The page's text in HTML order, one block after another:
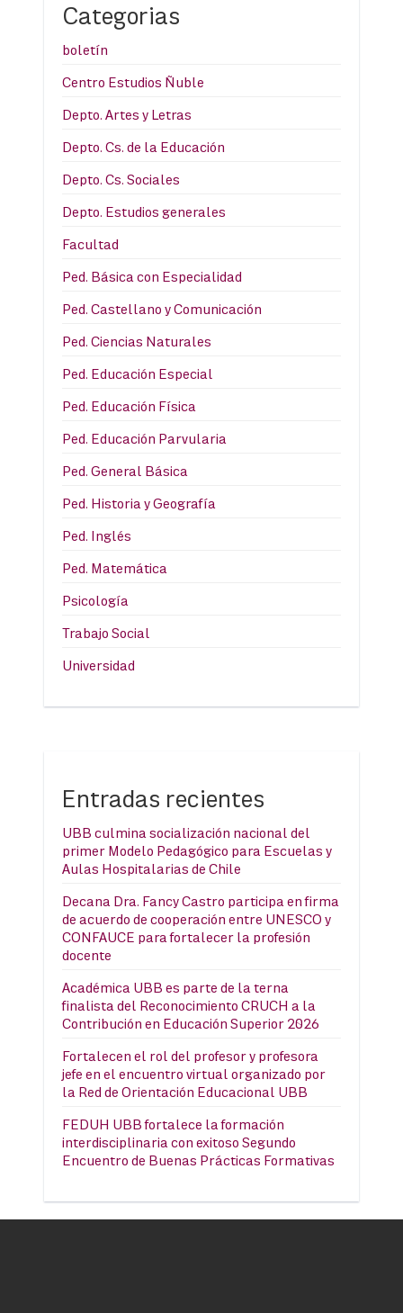
Categorias
boletín
Centro Estudios Ñuble
Depto. Artes y Letras
Depto. Cs. de la Educación
Depto. Cs. Sociales
Depto. Estudios generales
Facultad
Ped. Básica con Especialidad
Ped. Castellano y Comunicación
Ped. Ciencias Naturales
Ped. Educación Especial
Ped. Educación Física
Ped. Educación Parvularia
Ped. General Básica
Ped. Historia y Geografía
Ped. Inglés
Ped. Matemática
Psicología
Trabajo Social
Universidad
Entradas recientes
UBB culmina socialización nacional del
primer Modelo Pedagógico para Escuelas y
Aulas Hospitalarias de Chile
Decana Dra. Fancy Castro participa en firma
de acuerdo de cooperación entre UNESCO y
CONFAUCE para fortalecer la profesión
docente
Académica UBB es parte de la terna
finalista del Reconocimiento CRUCH a la
Contribución en Educación Superior 2026
Fortalecen el rol del profesor y profesora
jefe en el encuentro virtual organizado por
la Red de Orientación Educacional UBB
FEDUH UBB fortalece la formación
interdisciplinaria con exitoso Segundo
Encuentro de Buenas Prácticas Formativas